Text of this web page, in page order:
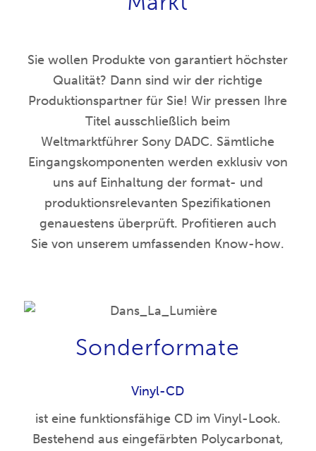
Sie wollen Produkte von garantiert höchster
Qualität? Dann sind wir der richtige
Produktionspartner für Sie! Wir pressen Ihre
Titel ausschließlich beim
Weltmarktführer Sony DADC. Sämtliche
Eingangskomponenten werden exklusiv von
uns auf Einhaltung der format- und
produktionsrelevanten Spezifikationen
genauestens überprüft. Profitieren auch
Sie von unserem umfassenden Know-how.
Sonderformate
Vinyl-CD
ist eine funktionsfähige CD im Vinyl-Look.
Bestehend aus eingefärbten Polycarbonat,